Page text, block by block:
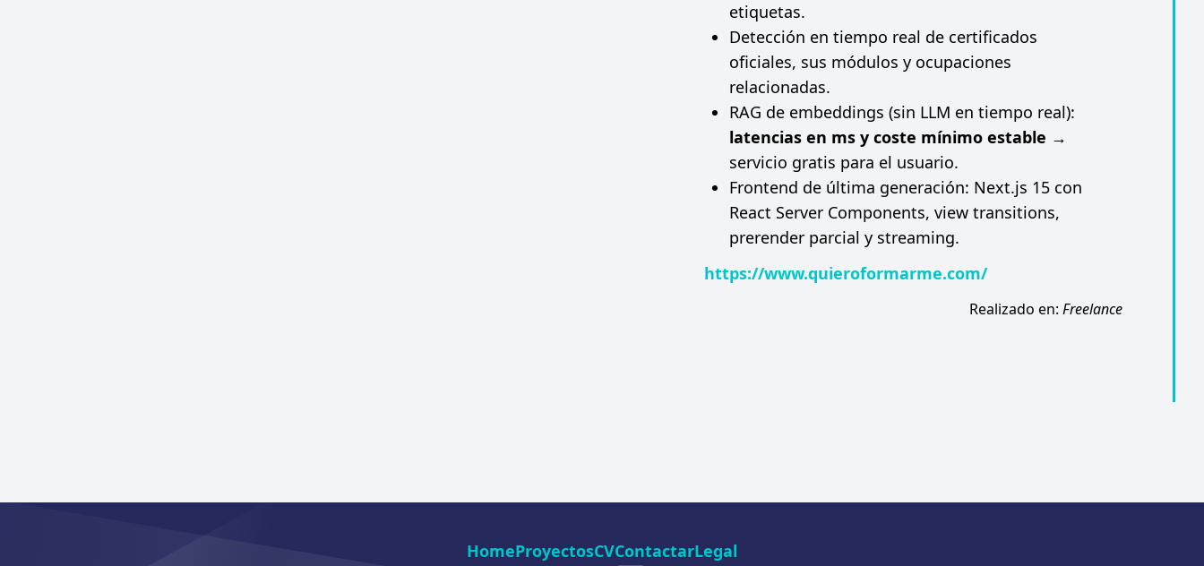
etiquetas.
Detección en tiempo real de certificados
oficiales, sus módulos y ocupaciones
relacionadas.
RAG de embeddings (sin LLM en tiempo real):
latencias en ms y coste mínimo estable →
servicio gratis para el usuario.
Frontend de última generación: Next.js 15 con
React Server Components, view transitions,
prerender parcial y streaming.
https://www.quieroformarme.com/
Realizado en: Freelance
HomeProyectosCVContactarLegal